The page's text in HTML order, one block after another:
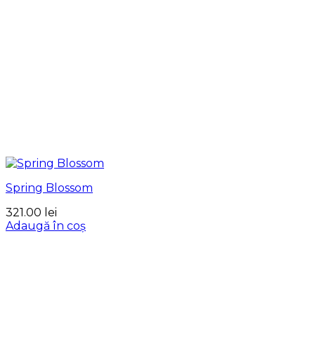
Spring Blossom
321.00 lei
Adaugă în coș